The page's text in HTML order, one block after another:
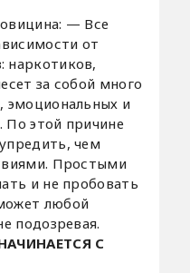
— Все
от
наркотиков,
за собой много
эмоциональных и
По этой причине
чем
Простыми
и не пробовать
любой
подозревая.
С